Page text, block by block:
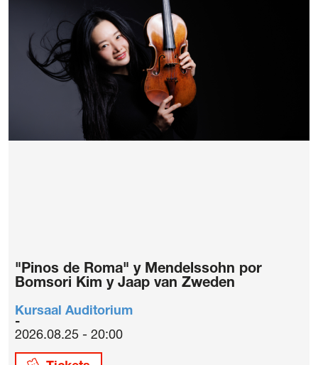
"Pinos de Roma" y Mendelssohn por
Bomsori Kim y Jaap van Zweden
Kursaal Auditorium
2026.08.25 - 20:00